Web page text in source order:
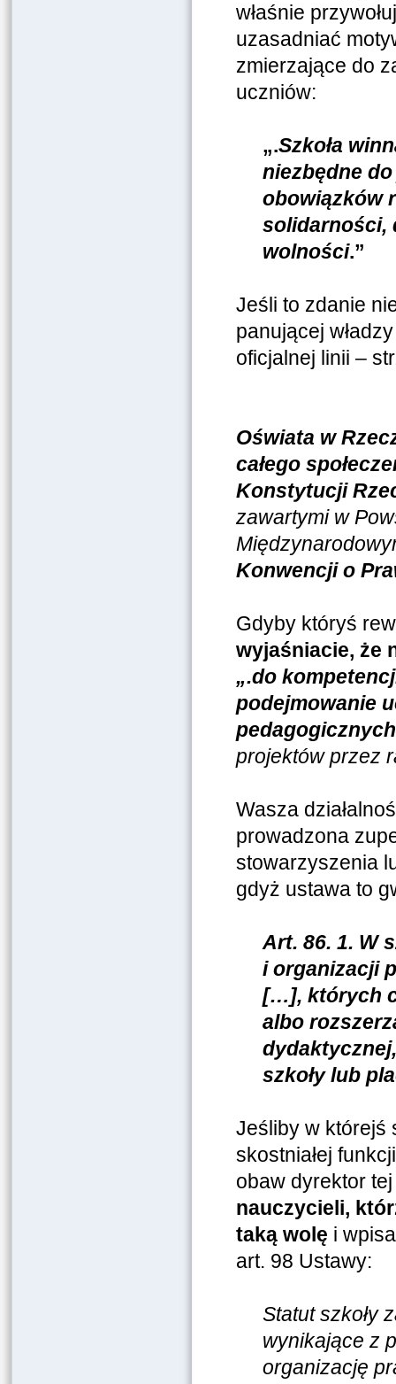
właśnie
uzasadniać
zmierzające do
uczniów:
„.Szkoła
niezbędne
obowiązków
solidarności,
wolności.”
Jeśli to zdanie
panującej
oficjalnej linii –
Oświata w
całego
Konstytucji
zawartymi w
Konwencji o
Gdyby któryś
wyjaśniacie, że
„.do
podejmowanie
projektów przez
Wasza
prowadzona
stowarzyszenia
gdyż ustawa to
Art. 86. 1. W
i organizacji
[…], których
albo
szkoły lub
Jeśliby w którejś
skostniałej
obaw dyrektor
nauczycieli,
taką wolę i
art. 98 Ustawy:
Statut szkoły
wynikające z
organizację